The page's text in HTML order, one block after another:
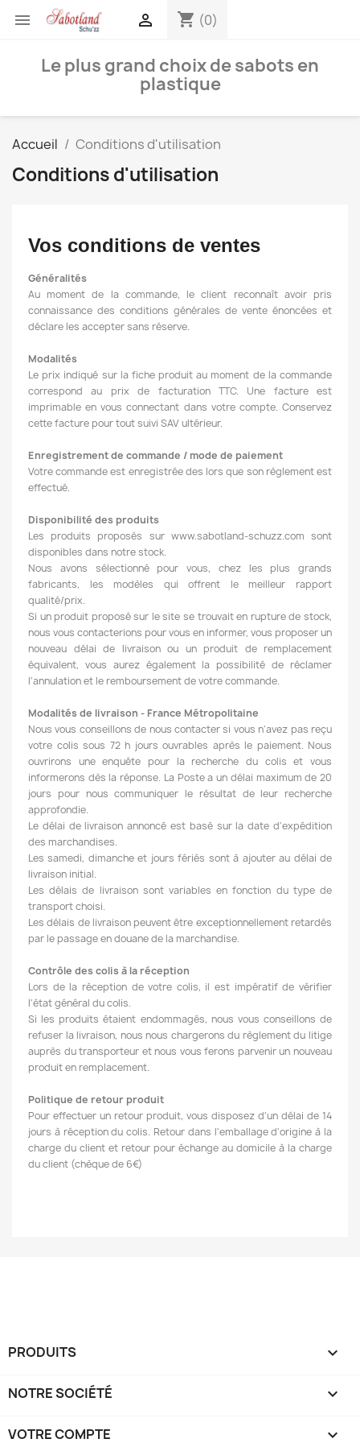
 shopping_cart (0)

Le plus grand choix de sabots en
plastique
Accueil Conditions d'utilisation
Conditions d'utilisation
Vos conditions de ventes
Généralités
Au moment de la commande, le client reconnaît avoir pris
connaissance des conditions générales de vente énoncées et
déclare les accepter sans réserve.
Modalités
Le prix indiqué sur la fiche produit au moment de la commande
correspond au prix de facturation TTC. Une facture est
imprimable en vous connectant dans votre compte. Conservez
cette facture pour tout suivi SAV ultérieur.
Enregistrement de commande / mode de paiement
Votre commande est enregistrée des lors que son règlement est
effectué.
Disponibilité des produits
Les produits proposés sur www.sabotland-schuzz.com sont
disponibles dans notre stock.
Nous avons sélectionné pour vous, chez les plus grands
fabricants, les modèles qui offrent le meilleur rapport
qualité/prix.
Si un produit proposé sur le site se trouvait en rupture de stock,
nous vous contacterions pour vous en informer, vous proposer un
nouveau délai de livraison ou un produit de remplacement
équivalent, vous aurez également la possibilité de réclamer
l'annulation et le remboursement de votre commande.
Modalités de livraison - France Métropolitaine
Nous vous conseillons de nous contacter si vous n'avez pas reçu
votre colis sous 72 h jours ouvrables après le paiement. Nous
ouvrirons une enquête pour la recherche du colis et vous
informerons dès la réponse. La Poste a un délai maximum de 20
jours pour nous communiquer le résultat de leur recherche
approfondie.
Le délai de livraison annoncé est basé sur la date d'expédition
des marchandises.
Les samedi, dimanche et jours fériés sont à ajouter au délai de
livraison initial.
Les délais de livraison sont variables en fonction du type de
transport choisi.
Les délais de livraison peuvent être exceptionnellement retardés
par le passage en douane de la marchandise.
Contrôle des colis à la réception
Lors de la réception de votre colis, il est impératif de vérifier
l'état général du colis.
Si les produits étaient endommagés, nous vous conseillons de
refuser la livraison, nous nous chargerons du règlement du litige
auprès du transporteur et nous vous ferons parvenir un nouveau
produit en remplacement.
Politique de retour produit
Pour effectuer un retour produit, vous disposez d'un délai de 14
jours à réception du colis. Retour dans l'emballage d'origine à la
charge du client et retour pour échange au domicile à la charge
du client (chèque de 6€)
PRODUITS 
NOTRE SOCIÉTÉ 
VOTRE COMPTE 